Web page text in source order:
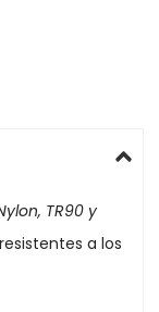
TR90 y
a los